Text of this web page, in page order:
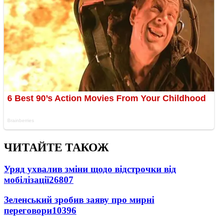
ЧИТАЙТЕ ТАКОЖ
Уряд ухвалив зміни щодо відстрочки від
мобілізації26807
Зеленський зробив заяву про мирні
переговори10396